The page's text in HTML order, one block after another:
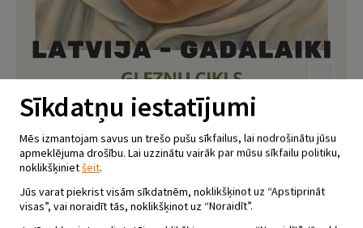
IEVAS MUZIKANTES GLEZNU
CIKLS “LATVIJA – GADALAIKI”
KRUSTPILS PILĪ
29.04 - 18.06
Sīkdatņu iestatījumi
Mēs izmantojam savus un trešo pušu sīkfailus, lai nodrošinātu jūsu
apmeklējuma drošību. Lai uzzinātu vairāk par mūsu sīkfailu politiku,
noklikšķinietšeit.
Jūs varat piekrist visām sīkdatnēm, noklikšķinot uz “Apstiprināt
visas”, vai noraidīt tās, noklikšķinot uz “Noraidīt”.